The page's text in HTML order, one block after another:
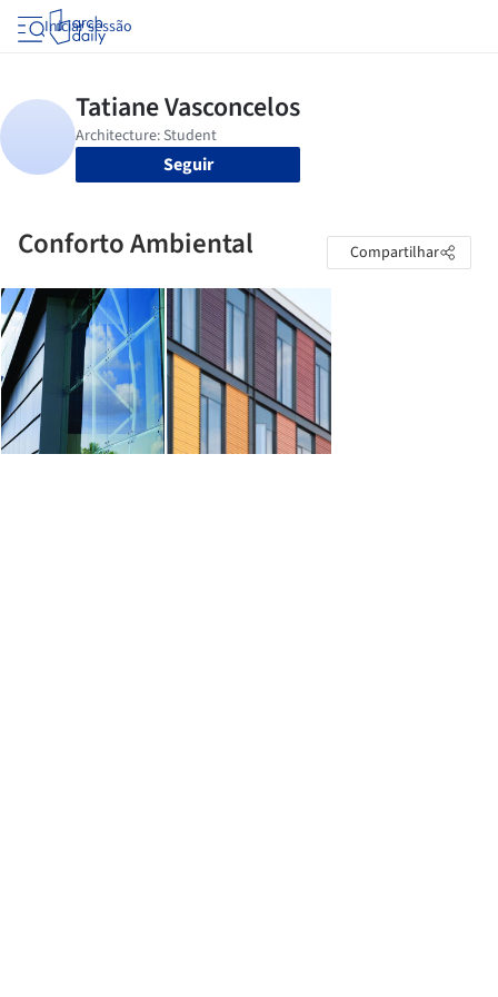
Iniciar sessão
Seguir
Conforto Ambiental Compartilhar